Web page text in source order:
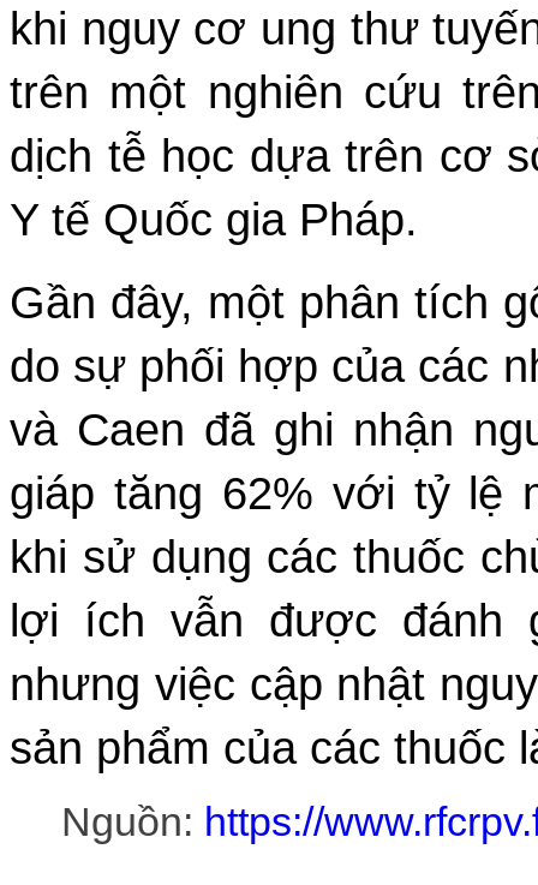
khi nguy cơ ung thư
trên một nghiên cứu
dịch tễ học dựa trên cơ
Y tế Quốc gia Pháp.
Gần đây, một phân tích
do sự phối hợp của các
và Caen đã ghi nhận
giáp tăng 62% với tỷ lệ
khi sử dụng các thuốc
lợi ích vẫn được đánh
nhưng việc cập nhật
sản phẩm của các thuốc
Nguồn: https://